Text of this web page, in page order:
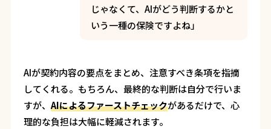
じゃなくて、AIがどう判断するかと
いう一種の保険ですよね」
AIが契約内容の要点をまとめ、注意すべき条項を指摘
してくれる。もちろん、最終的な判断は自分で行いま
すが、 AIによるファーストチェックがあるだけで、心
理的な負担は大幅に軽減されます。